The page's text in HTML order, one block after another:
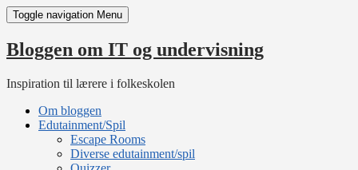
Skip
to
content
Toggle navigation Menu
Bloggen om IT og undervisning
Inspiration til lærere i folkeskolen
Om bloggen
Edutainment/Spil
Escape Rooms
Diverse edutainment/spil